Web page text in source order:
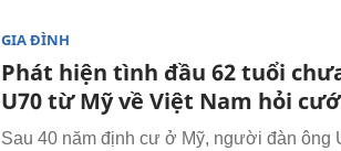
GIA ĐÌNH
Phát hiện tình đầu 62 tuổi
U70 từ Mỹ về Việt Nam hỏi
Sau 40 năm định cư ở Mỹ, người đàn ông